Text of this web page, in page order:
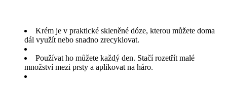
Krém je v praktické skleněné dóze, kterou můžete doma
dál využít nebo snadno zrecyklovat.
Používat ho můžete každý den. Stačí rozetřít malé
množství mezi prsty a aplikovat na háro.